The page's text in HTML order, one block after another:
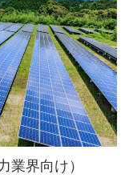
業界向け）